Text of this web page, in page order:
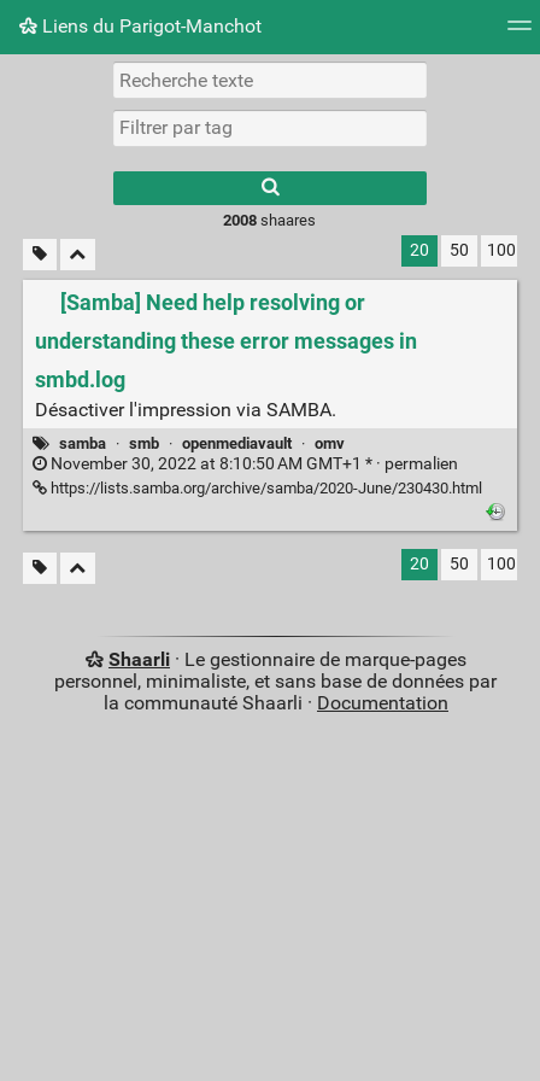
Liens du Parigot-Manchot
Nuage de tags Mur d'images
2008 shaares
20 50 100
[Samba] Need help resolving or
understanding these error messages in
smbd.log
Désactiver l'impression via SAMBA.
samba · smb · openmediavault · omv
November 30, 2022 at 8:10:50 AM GMT+1 * · permalien
https://lists.samba.org/archive/samba/2020-June/230430.html
20 50 100
Shaarli· Le gestionnaire de marque-pages
personnel, minimaliste, et sans base de données par
la communauté Shaarli · Documentation